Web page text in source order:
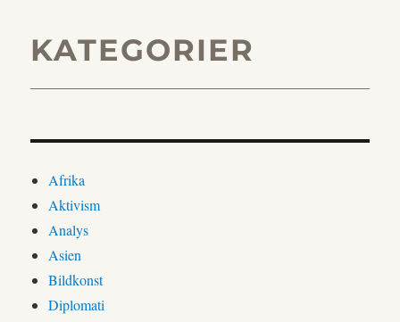
KATEGORIER
Afrika
Aktivism
Analys
Asien
Bildkonst
Diplomati